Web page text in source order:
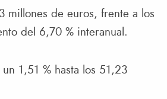
millones de euros, frente a los
del 6,70 % interanual.
1,51 % hasta los 51,23